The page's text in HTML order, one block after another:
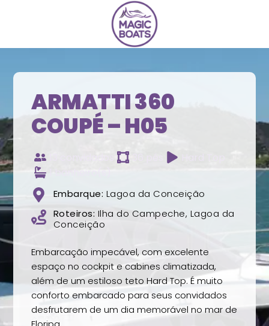
ARMATTI 360
COUPÉ – H05
Embarque: Lagoa da Conceição
Roteiros: Ilha do Campeche, Lagoa da
Conceição
Embarcação impecável, com excelente
espaço no cockpit e cabines climatizada,
além de um estiloso teto Hard Top. É muito
conforto embarcado para seus convidados
desfrutarem de um dia memorável no mar de